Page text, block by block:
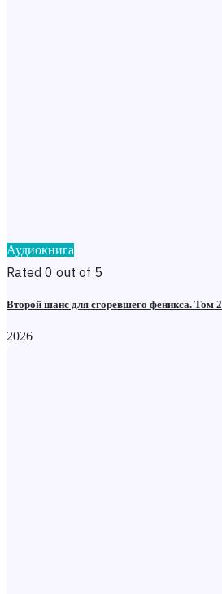
Аудиокнига
Rated 0 out of 5
Второй шанс для сгоревшего феникса. Том 2
2026